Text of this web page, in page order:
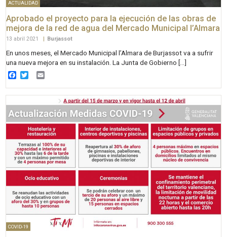
ACTUALIDAD
Aprobado el proyecto para la ejecución de las obras de
mejora de la red de agua del Mercado Municipal l’Almara
13 abril 2021 | Burjassot
En unos meses, el Mercado Municipal l’Almara de Burjassot va a sufrir
una nueva mejora en su instalación. La Junta de Gobierno […]
Facebook
Twitter
COVID-19